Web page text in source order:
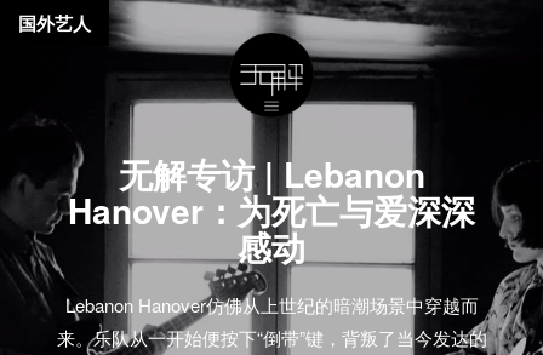
无解专访 | Lebanon
Hanover：为死亡与爱深深
感动
Lebanon Hanover仿佛从上世纪的暗潮场景中穿越而
来。乐队从一开始便按下“倒带”键，背叛了当今发达的
国外艺人